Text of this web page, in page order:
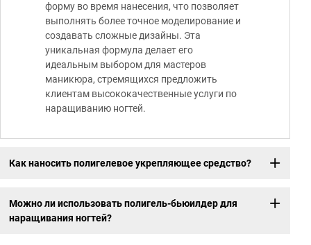
форму во время нанесения, что позволяет
выполнять более точное моделирование и
создавать сложные дизайны. Эта
уникальная формула делает его
идеальным выбором для мастеров
маникюра, стремящихся предложить
клиентам высококачественные услуги по
наращиванию ногтей.
Как наносить полигелевое укрепляющее средство?
Можно ли использовать полигель-бьюилдер для
наращивания ногтей?